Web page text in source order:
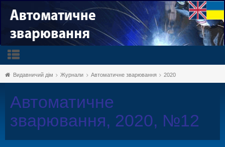
Видавничий дім Журнали Автоматичне зварювання 2020
Автоматичне
зварювання, 2020, №12